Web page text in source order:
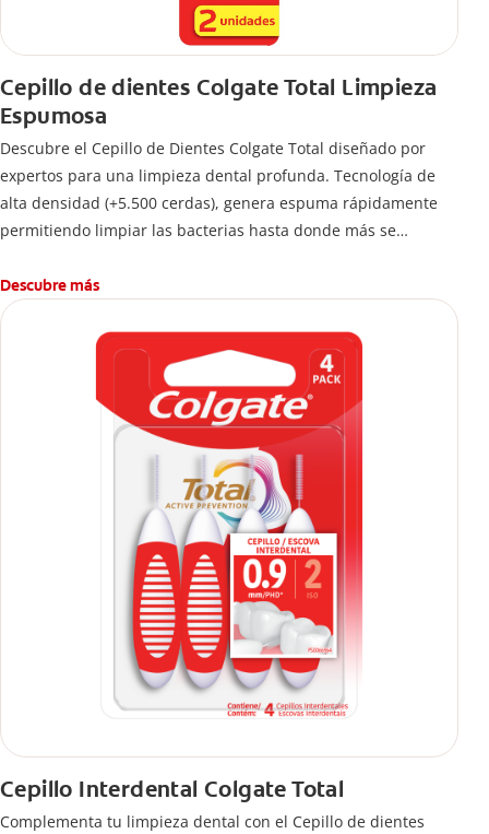
Cepillo de dientes Colgate Total Limpieza
Espumosa
Descubre el Cepillo de Dientes Colgate Total diseñado por
expertos para una limpieza dental profunda. Tecnología de
alta densidad (+5.500 cerdas), genera espuma rápidamente
permitiendo limpiar las bacterias hasta donde más se
Descubre más
Cepillo Interdental Colgate Total
Complementa tu limpieza dental con el Cepillo de dientes